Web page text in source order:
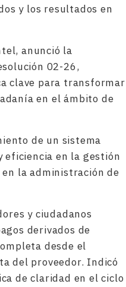
y los resultados en
anunció la
02-26,
clave para transformar
en el ámbito de
de un sistema
eficiencia en la gestión
la administración de
y ciudadanos
derivados de
desde el
del proveedor. Indicó
de claridad en el ciclo